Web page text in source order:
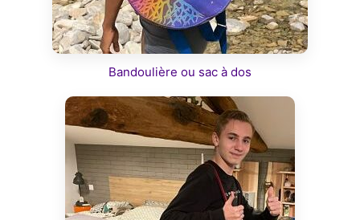
Bandoulière ou sac à dos